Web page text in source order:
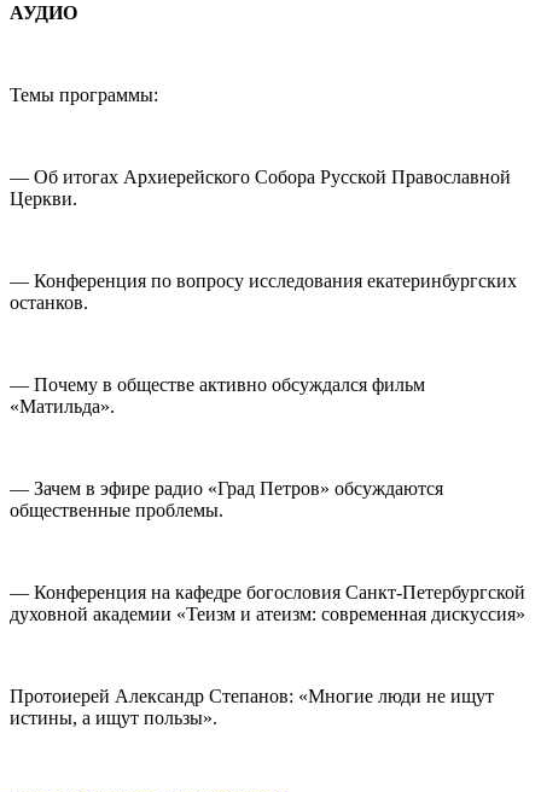
АУДИО
Темы программы:
— Об итогах Архиерейского Собора Русской Православной
Церкви.
— Конференция по вопросу исследования екатеринбургских
останков.
— Почему в обществе активно обсуждался фильм
«Матильда».
— Зачем в эфире радио «Град Петров» обсуждаются
общественные проблемы.
— Конференция на кафедре богословия Санкт-Петербургской
духовной академии «Теизм и атеизм: современная дискуссия»
Протоиерей Александр Степанов: «Многие люди не ищут
истины, а ищут пользы».